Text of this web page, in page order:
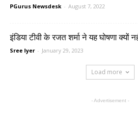
PGurus Newsdesk - August 7, 2022
इंडिया टीवी के रजत शर्मा ने यह घोषणा क्यों
Sree Iyer - January 29, 2023
Load more
- Advertisement -